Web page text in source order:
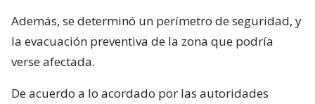
Además, se determinó un perímetro de seguridad, y
la evacuación preventiva de la zona que podría
verse afectada.
De acuerdo a lo acordado por las autoridades